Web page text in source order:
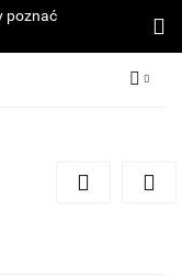
poznać